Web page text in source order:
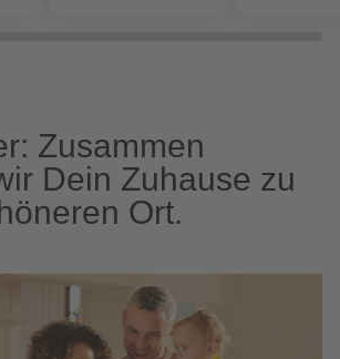
Zusammen
Dein Zuhause zu
Ort.